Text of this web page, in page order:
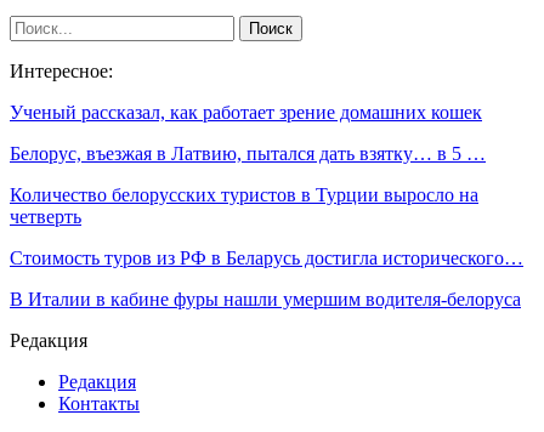
Интересное:
Ученый рассказал, как работает зрение домашних кошек
Белорус, въезжая в Латвию, пытался дать взятку… в 5 …
Количество белорусских туристов в Турции выросло на
четверть
Стоимость туров из РФ в Беларусь достигла исторического…
В Италии в кабине фуры нашли умершим водителя-белоруса
Редакция
Редакция
Контакты